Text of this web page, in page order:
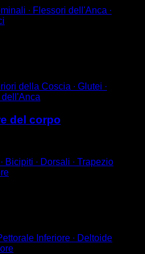
∙ Flessori dell'Anca ∙
della Coscia ∙ Glutei ∙
dell'Anca
del corpo
Bicipiti ∙ Dorsali ∙ Trapezio
Inferiore ∙ Deltoide